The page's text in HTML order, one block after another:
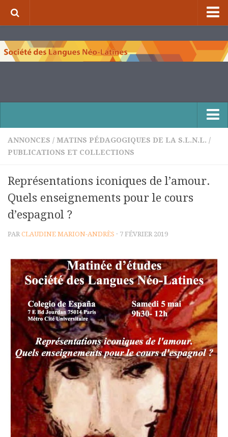
À propos de la S.L.N.L.
Nous contacter
Publications et collections
Numéros de la revue de la S.L.N.L.
Compléments à la revue de la S.L.N.L.
Cuadernos Literarios
Concours
Programmes
Rapports
Agrégation et Capes
CPGE
« Au menu »
Actualités
Annonces
Minutes de Fred
Vous abonner / commander un numéro
Vous abonner
ANNONCES / MATINS PÉDAGOGIQUES DE LA S.L.N.L. /
PUBLICATIONS ET COLLECTIONS
Représentations iconiques de l’amour.
Quels enseignements pour le cours
d’espagnol ?
PAR CLAUDINE MARION-ANDRÈS · 7 FÉVRIER 2019